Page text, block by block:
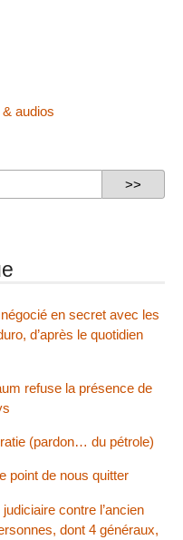
audios
en secret avec les
d’après le quotidien
refuse la présence de
(pardon… du pétrole)
point de nous quitter
contre l’ancien
dont 4 généraux,